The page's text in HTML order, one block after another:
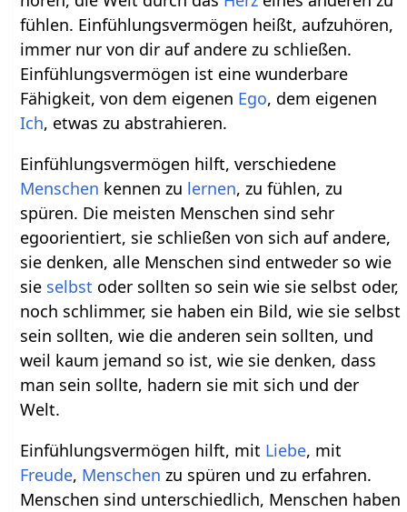
fühlen. Einfühlungsvermögen heißt, aufzuhören,
immer nur von dir auf andere zu schließen.
Einfühlungsvermögen ist eine wunderbare
Fähigkeit, von dem eigenen Ego, dem eigenen
Ich, etwas zu abstrahieren.
Einfühlungsvermögen hilft, verschiedene
Menschen kennen zu lernen, zu fühlen, zu
spüren. Die meisten Menschen sind sehr
egoorientiert, sie schließen von sich auf andere,
sie denken, alle Menschen sind entweder so wie
sie selbst oder sollten so sein wie sie selbst oder,
noch schlimmer, sie haben ein Bild, wie sie selbst
sein sollten, wie die anderen sein sollten, und
weil kaum jemand so ist, wie sie denken, dass
man sein sollte, hadern sie mit sich und der
Welt.
Einfühlungsvermögen hilft, mit Liebe, mit
Freude, Menschen zu spüren und zu erfahren.
Menschen sind unterschiedlich, Menschen haben